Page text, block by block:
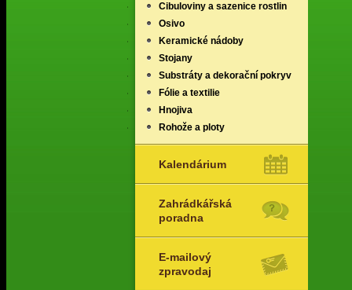
Cibuloviny a sazenice rostlin
Osivo
Keramické nádoby
Stojany
Substráty a dekorační pokryv
Fólie a textilie
Hnojiva
Rohože a ploty
Kalendárium
Zahrádkářská
poradna
E-mailový
zpravodaj